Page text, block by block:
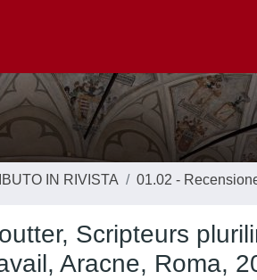
IN RIVISTA 01.02 -
Scripteurs
Aracne, Roma,